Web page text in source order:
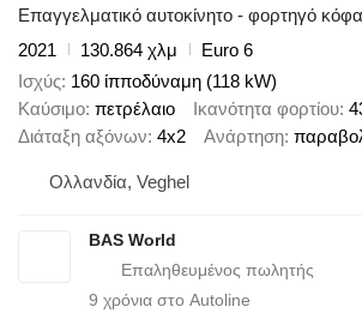
Επαγγελματικό αυτοκίνητο - φορτηγό
2021
130.864 χλμ
Euro 6
Ισχύς 160 ίπποδύναμη (118 kW)
Καύσιμο πετρέλαιο Ικανότητα φορτίου
Διάταξη αξόνων 4x2 Ανάρτηση
Ολλανδία, Veghel
BAS World
9 χρόνια στο Autoline